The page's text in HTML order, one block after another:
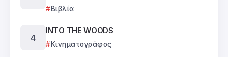
Βιβλία
INTO THE WOODS
Κινηματογράφος